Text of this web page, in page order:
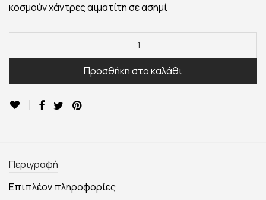
κοσμούν χάντρες αιματίτη σε ασημί
Προσθήκη στο καλάθι
Περιγραφή
Επιπλέον πληροφορίες